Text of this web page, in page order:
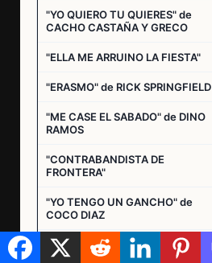
"YO QUIERO TU QUIERES" de
CACHO CASTAÑA Y GRECO
"ELLA ME ARRUINO LA FIESTA"
"ERASMO" de RICK SPRINGFIELD
"ME CASE EL SABADO" de DINO
RAMOS
"CONTRABANDISTA DE
FRONTERA"
"YO TENGO UN GANCHO" de
COCO DIAZ
"LA NIÑA SUEÑA" de H. LANZI